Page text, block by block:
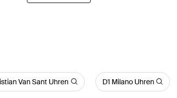
Van Sant Uhren D1 Milano Uhren